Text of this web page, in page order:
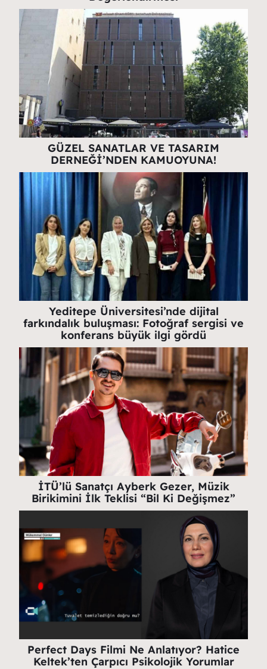
GÜZEL SANATLAR VE TASARIM
DERNEĞİ’NDEN KAMUOYUNA!
Yeditepe Üniversitesi’nde dijital
farkındalık buluşması: Fotoğraf sergisi ve
konferans büyük ilgi gördü
İTÜ’lü Sanatçı Ayberk Gezer, Müzik
Birikimini İlk Teklisi “Bil Ki Değişmez”
Perfect Days Filmi Ne Anlatıyor? Hatice
Keltek’ten Çarpıcı Psikolojik Yorumlar